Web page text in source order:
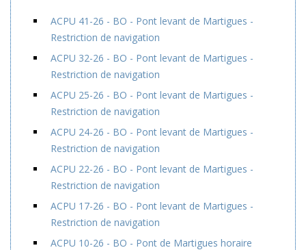
ACPU 41-26 - BO - Pont levant de Martigues -
Restriction de navigation
ACPU 32-26 - BO - Pont levant de Martigues -
Restriction de navigation
ACPU 25-26 - BO - Pont levant de Martigues -
Restriction de navigation
ACPU 24-26 - BO - Pont levant de Martigues -
Restriction de navigation
ACPU 22-26 - BO - Pont levant de Martigues -
Restriction de navigation
ACPU 17-26 - BO - Pont levant de Martigues -
Restriction de navigation
ACPU 10-26 - BO - Pont de Martigues horaire